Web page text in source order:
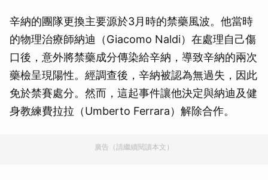
辛納的團隊更換主要源於3月時的禁藥風波。他當時
的物理治療師納迪（Giacomo Naldi）在處理自己傷
口後，意外將禁藥成分傳染給辛納，導致辛納的兩次
藥檢呈現陽性。經調查後，辛納被認為無過失，因此
免於禁賽處分。然而，這起事件讓他決定與納迪及健
身教練費拉拉（Umberto Ferrara）解除合作。
廣告（請繼續閱讀本文）